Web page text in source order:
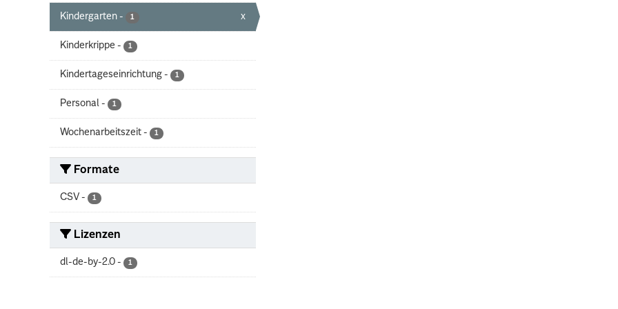
Kindergarten - 1 x
Kinderkrippe - 1
Kindertageseinrichtung - 1
Personal - 1
Wochenarbeitszeit - 1
Formate
CSV - 1
Lizenzen
dl-de-by-2.0 - 1